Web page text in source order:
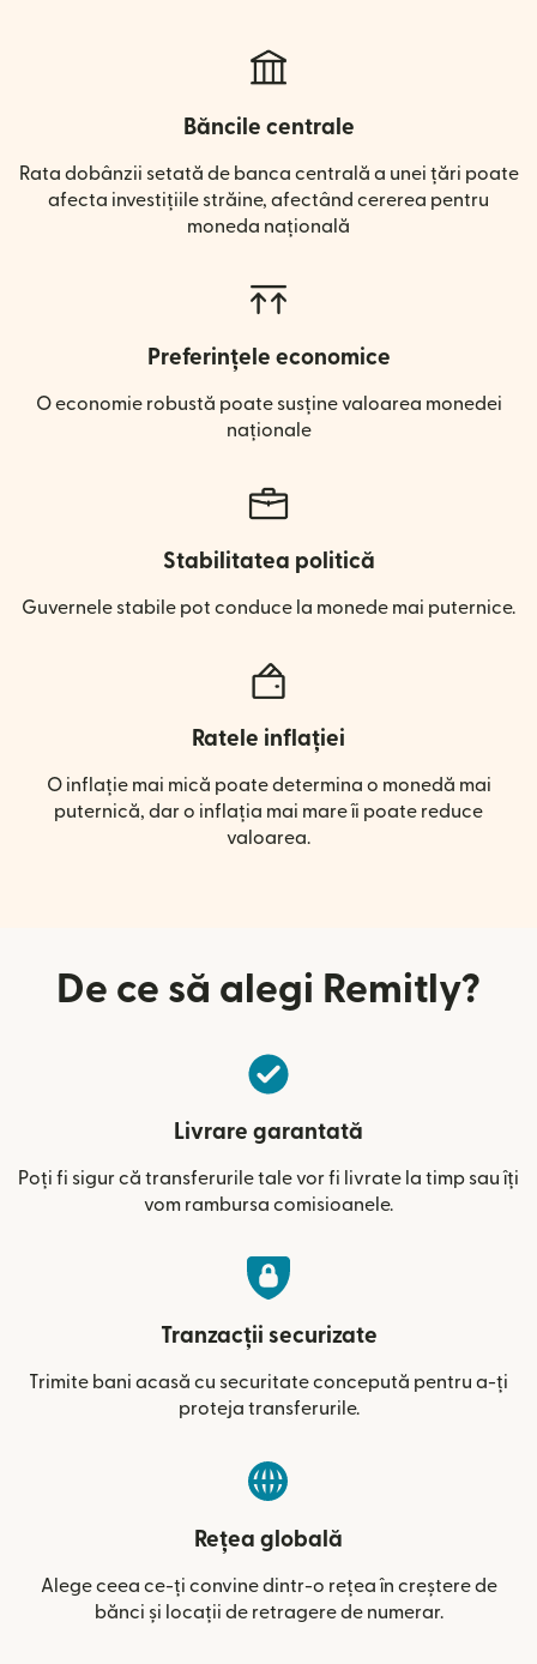
Băncile centrale
Rata dobânzii setată de banca centrală a unei țări poate
afecta investițiile străine, afectând cererea pentru
moneda națională
Preferințele economice
O economie robustă poate susține valoarea monedei
naționale
Stabilitatea politică
Guvernele stabile pot conduce la monede mai puternice.
Ratele inflației
O inflație mai mică poate determina o monedă mai
puternică, dar o inflația mai mare îi poate reduce
valoarea.
De ce să alegi Remitly?
Livrare garantată
Poți fi sigur că transferurile tale vor fi livrate la timp sau îți
vom rambursa comisioanele.
Tranzacții securizate
Trimite bani acasă cu securitate concepută pentru a-ți
proteja transferurile.
Rețea globală
Alege ceea ce-ți convine dintr-o rețea în creștere de
bănci și locații de retragere de numerar.